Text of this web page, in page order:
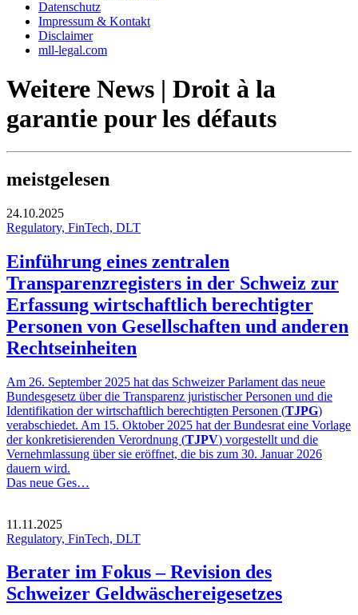
Datenschutz
Impressum & Kontakt
Disclaimer
mll-legal.com
Weitere News | Droit à la
garantie pour les défauts
meistgelesen
24.10.2025
Regulatory, FinTech, DLT
Einführung eines zentralen
Transparenzregisters in der Schweiz zur
Erfassung wirtschaftlich berechtigter
Personen von Gesellschaften und anderen
Rechtseinheiten
Am 26. September 2025 hat das Schweizer Parlament das neue
Bundesgesetz über die Transparenz juristischer Personen und die
Identifikation der wirtschaftlich berechtigten Personen (TJPG)
verabschiedet. Am 15. Oktober 2025 hat der Bundesrat eine Vorlage
der konkretisierenden Verordnung (TJPV) vorgestellt und die
Vernehmlassung über sie eröffnet, die bis zum 30. Januar 2026
dauern wird.
Das neue Ges…
11.11.2025
Regulatory, FinTech, DLT
Berater im Fokus – Revision des
Schweizer Geldwäschereigesetzes